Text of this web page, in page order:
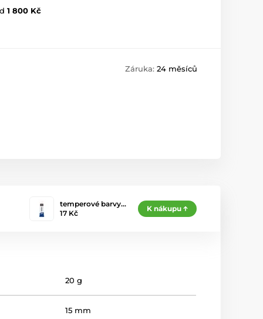
1 800 Kč
Záruka: 24 měsíců
temperové barvy…
17 Kč
K nákupu
20 g
15 mm